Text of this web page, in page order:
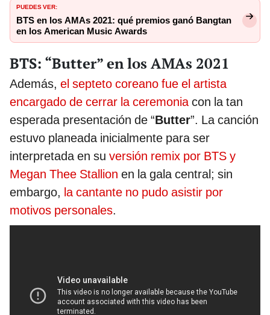
PUEDES VER:
BTS en los AMAs 2021: qué premios ganó Bangtan
en los American Music Awards
BTS: “Butter” en los AMAs 2021
Además, el septeto coreano fue el artista
encargado de cerrar la ceremonia con la tan
esperada presentación de “Butter”. La canción
estuvo planeada inicialmente para ser
interpretada en su versión remix por BTS y
Megan Thee Stallion en la gala central; sin
embargo, la cantante no pudo asistir por
motivos personales.